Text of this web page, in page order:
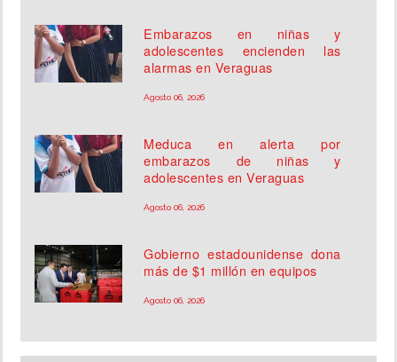
Embarazos en niñas y
adolescentes encienden las
alarmas en Veraguas
Agosto 06, 2026
Meduca en alerta por
embarazos de niñas y
adolescentes en Veraguas
Agosto 06, 2026
Gobierno estadounidense dona
más de $1 millón en equipos
Agosto 06, 2026